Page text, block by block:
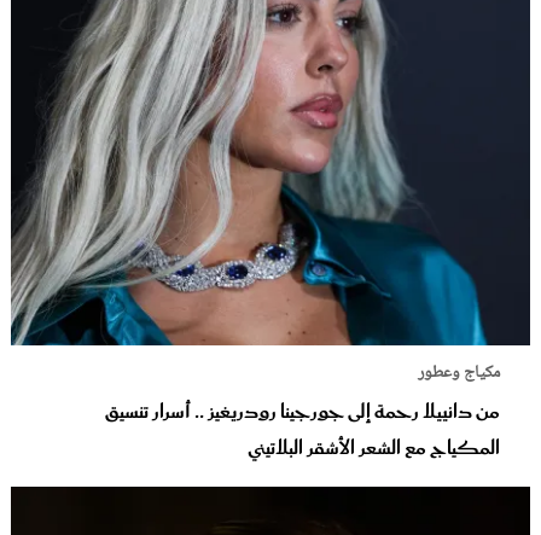
مكياج وعطور
من دانييلا رحمة إلى جورجينا رودريغيز .. أسرار تنسيق
المكياج مع الشعر الأشقر البلاتيني